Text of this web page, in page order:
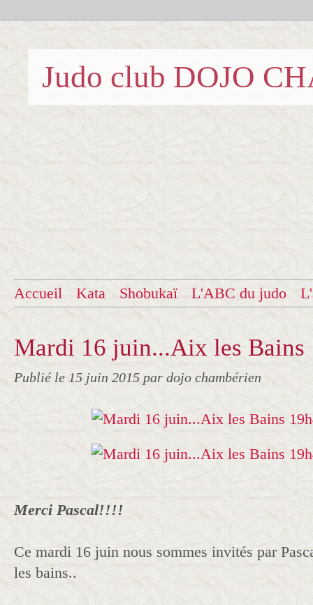
Judo club DOJO
Accueil Kata Shobukaï L'ABC du judo
Mardi 16 juin...Aix les Bains
Publié le 15 juin 2015 par dojo chambérien
Merci Pascal!!!!
Ce mardi 16 juin nous sommes invités par
les bains..